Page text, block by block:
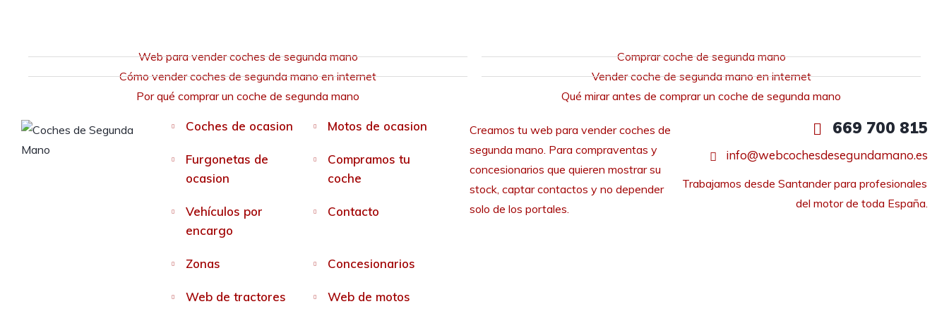
Web para vender coches de segunda mano
Cómo vender coches de segunda mano en internet
Por qué comprar un coche de segunda mano
Comprar coche de segunda mano
Vender coche de segunda mano en internet
Qué mirar antes de comprar un coche de segunda mano
Coches de ocasion Motos de ocasion
Furgonetas de
ocasion
Compramos tu
coche
Vehículos por
encargo
Contacto
Zonas Concesionarios
Web de tractores Web de motos
Creamos tu web para vender coches de
segunda mano. Para compraventas y
concesionarios que quieren mostrar su
stock, captar contactos y no depender
solo de los portales.
669 700 815
info@webcochesdesegundamano.es
Trabajamos desde Santander para profesionales
del motor de toda España.